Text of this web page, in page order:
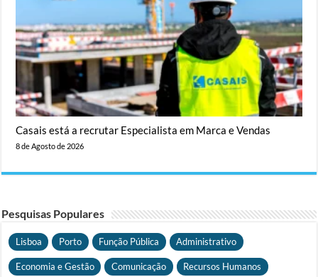
Casais está a recrutar Especialista em Marca e Vendas
8 de Agosto de 2026
Pesquisas Populares
Lisboa Porto Função Pública Administrativo
Economia e Gestão Comunicação Recursos Humanos